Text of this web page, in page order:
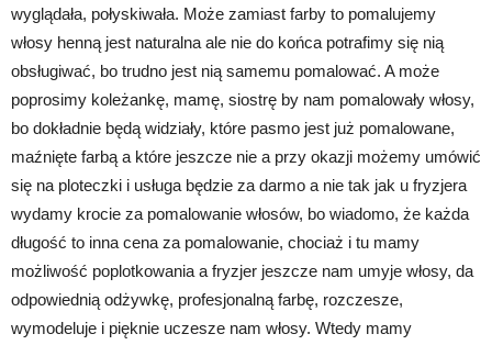
wyglądała, połyskiwała. Może zamiast farby to pomalujemy
włosy henną jest naturalna ale nie do końca potrafimy się nią
obsługiwać, bo trudno jest nią samemu pomalować. A może
poprosimy koleżankę, mamę, siostrę by nam pomalowały włosy,
bo dokładnie będą widziały, które pasmo jest już pomalowane,
maźnięte farbą a które jeszcze nie a przy okazji możemy umówić
się na ploteczki i usługa będzie za darmo a nie tak jak u fryzjera
wydamy krocie za pomalowanie włosów, bo wiadomo, że każda
długość to inna cena za pomalowanie, chociaż i tu mamy
możliwość poplotkowania a fryzjer jeszcze nam umyje włosy, da
odpowiednią odżywkę, profesjonalną farbę, rozczesze,
wymodeluje i pięknie uczesze nam włosy. Wtedy mamy